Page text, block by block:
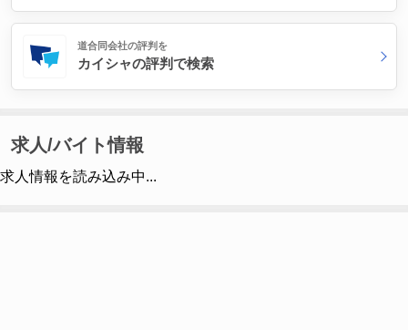
道合同会社の評判を
カイシャの評判で検索
求人/バイト情報
求人情報を読み込み中...